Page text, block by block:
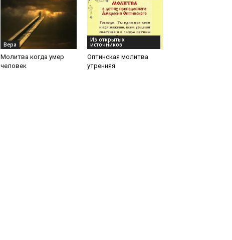
Вера
Молитва когда умер
человек
Из открытых
источников
Оптинская молитва
утренняя